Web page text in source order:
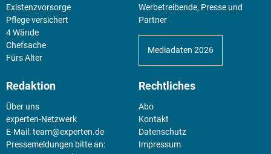
Existenz­vorsorge
Pflege versichert
4 Wände
Chefsache
Fürs Alter
Werbetreibende, Presse und
Partner
Mediadaten 2026
Redaktion
Über uns
experten-Netzwerk
E-Mail:team@experten.de
Pressemeldungen bitte an:
Rechtliches
Abo
Kontakt
Datenschutz
Impressum